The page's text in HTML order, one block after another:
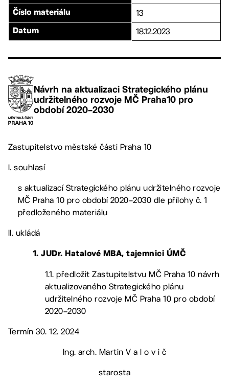
Číslo materiálu 13
Datum 18.12.2023
Návrh na aktualizaci Strategického plánu
udržitelného rozvoje MČ Praha10 pro
období 2020–2030
Zastupitelstvo městské části Praha 10
I. souhlasí
s aktualizací Strategického plánu udržitelného rozvoje
MČ Praha 10 pro období 2020–2030 dle přílohy č. 1
předloženého materiálu
II. ukládá
1. JUDr. Hatalové MBA, tajemnici ÚMČ
1.1. předložit Zastupitelstvu MČ Praha 10 návrh
aktualizovaného Strategického plánu
udržitelného rozvoje MČ Praha 10 pro období
2020–2030
Termín 30. 12. 2024
Ing. arch. Martin V a l o v i č
starosta